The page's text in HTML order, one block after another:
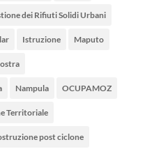
dei Rifiuti Solidi Urbani
Istruzione Maputo
Nampula OCUPAMOZ
Territoriale
post ciclone